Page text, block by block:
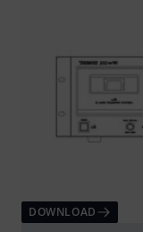
DOWNLOAD